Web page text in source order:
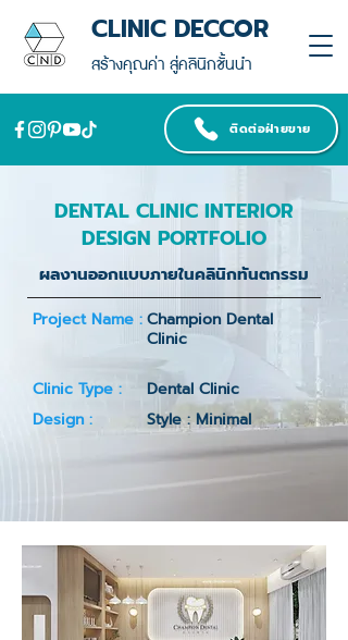
สร้างคุณค่า สู่คลินิกชั้นนำ
CLINIC DECCOR
ติดต่อฝ่ายขาย
DENTAL CLINIC INTERIOR
DESIGN PORTFOLIO
ผลงานออกแบบภายในคลินิกทันตกรรม
Project Name :Champion Dental
Clinic
Clinic Type :
Dental Clinic
Design :
Style : Minimal